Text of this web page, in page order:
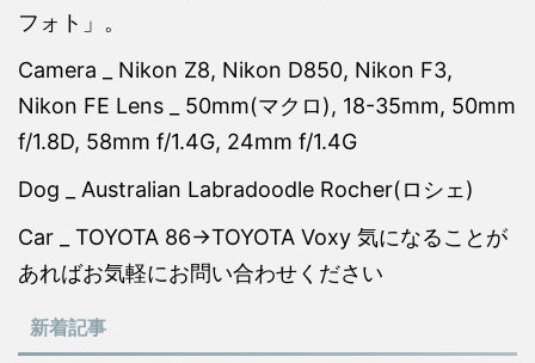
フォト」。
Camera _ Nikon Z8, Nikon D850, Nikon F3,
Nikon FE Lens _ 50mm(マクロ), 18-35mm, 50mm
f/1.8D, 58mm f/1.4G, 24mm f/1.4G
Dog _ Australian Labradoodle Rocher(ロシェ)
Car _ TOYOTA 86→TOYOTA Voxy 気になることが
あればお気軽にお問い合わせください
新着記事